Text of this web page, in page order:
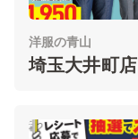
洋服の青山
埼玉大井町店